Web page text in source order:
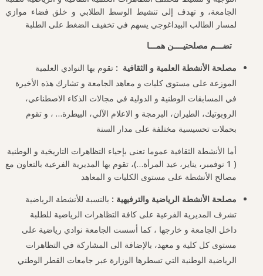
الجامعة، و تهدف إلى تنشيط الوسط الطلابي و خلق فضاء موازي
لمسار الطالب البيداغوجي يسهم في تخفيف الضغط على الطلبة
تضـــم مصلحتيــــن همـــا
مصلحة الأنشطة العلمية و الثقافية : تقوم بها النوادي العلمية
الموزعة على مستوى كليات و معاهد الجامعة و تشارك هذه الأخيرة
في المسابقات الوطنية و الدولية في مجالات الذكاء الاصطناعي،
الروبوتيك، الطيران، البرمجة و الاعلام الآلي، البيطرة… ، و تقوم
بحملات تحسيسية مختلفة على مدار السنة
أما الأنشطة الثقافية عموما تعنى بإحياء التظاهرات التاريخية و الوطنية
( 1 نوفمبر، يناير، عيد المرأة…)، تقوم بها المديرية الفرعية بالتعاون مع
مصالح الأنشطة على مستوى الكليات و المعاهد
مصلحة الأنشطة الرياضية والترفيهية : بالنسبة للأنشطة الرياضية
تشرف المديرية الفرعية على كافة التظاهرات الرياضية للطلبة
داخل الجامعة و خارجها ، كما أسست الجامعة نوادي رياضية على
مستوى كل كلية و معهد، بالإضافة الى المشاركة في التظاهرات
الرياضية الوطنية التي تسطرها الوزارة عبر جامعات القطر الوطني